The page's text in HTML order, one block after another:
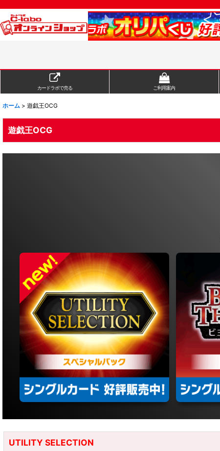
カードラボで売る ご利用案内
ホーム > 遊戯王OCG
遊戯王OCG
UTILITY SELECTION